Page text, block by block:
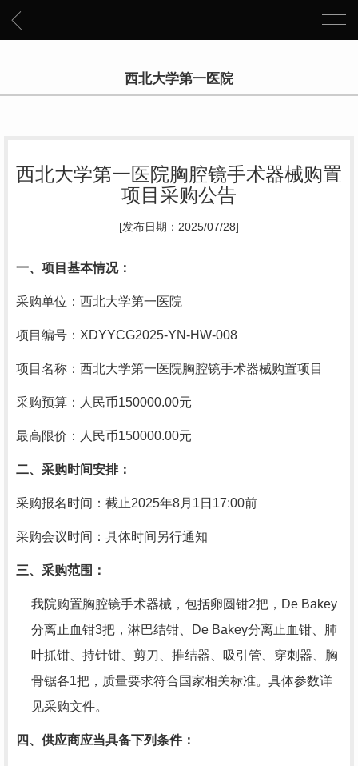
西北大学第一医院
西北大学第一医院胸腔镜手术器械购置
项目采购公告
[发布日期：2025/07/28]
一、项目基本情况：
采购单位：西北大学第一医院
项目编号：XDYYCG2025-YN-HW-008
项目名称：西北大学第一医院胸腔镜手术器械购置项目
采购预算：人民币150000.00元
最高限价：人民币150000.00元
二、采购时间安排：
采购报名时间：截止2025年8月1 日 17:00前
采购会议时间：具体时间另行通知
三、采购范围：
我院购置胸腔镜手术器械，包括卵圆钳2把，De Bakey
分离止血钳3把，淋巴结钳、De Bakey分离止血钳、肺
叶抓钳、持针钳、剪刀、推结器、吸引管、穿刺器、胸
骨锯各1把，质量要求符合国家相关标准。具体参数详
见采购文件。
四、供应商应当具备下列条件：